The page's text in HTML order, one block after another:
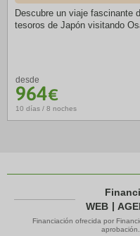
Descubre un viaje fascinante
tesoros de Japón visitando
desde
964€
10 días / 8 noches
WEB
Financiación ofrecida por